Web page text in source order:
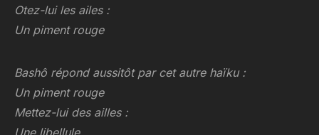
Otez-lui les ailes :
Un piment rouge
Bashô répond aussitôt par cet autre haïku :
Un piment rouge
Mettez-lui des ailles :
Une libellule.